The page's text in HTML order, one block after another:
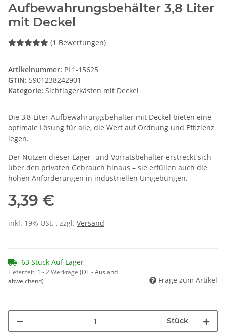
Aufbewahrungsbehälter 3,8 Liter
mit Deckel
(1 Bewertungen)
Artikelnummer: PL1-15625
GTIN: 5901238242901
Kategorie: Sichtlagerkästen mit Deckel
Die 3,8-Liter-Aufbewahrungsbehälter mit Deckel bieten eine
optimale Lösung für alle, die Wert auf Ordnung und Effizienz
legen.
Der Nutzen dieser Lager- und Vorratsbehälter erstreckt sich
über den privaten Gebrauch hinaus – sie erfüllen auch die
hohen Anforderungen in industriellen Umgebungen.
3,39 €
inkl. 19% USt. , zzgl. Versand
63 Stück Auf Lager
Lieferzeit: 1 - 2 Werktage (DE - Ausland
abweichend)
Frage zum Artikel
Stück